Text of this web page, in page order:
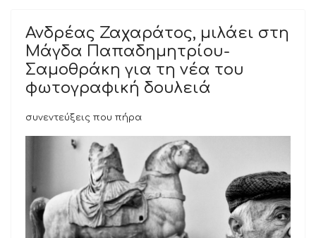
Ανδρέας Ζαχαράτος, μιλάει στη
Μάγδα Παπαδημητρίου-
Σαμοθράκη για τη νέα του
φωτογραφική δουλειά
συνεντεύξεις που πήρα